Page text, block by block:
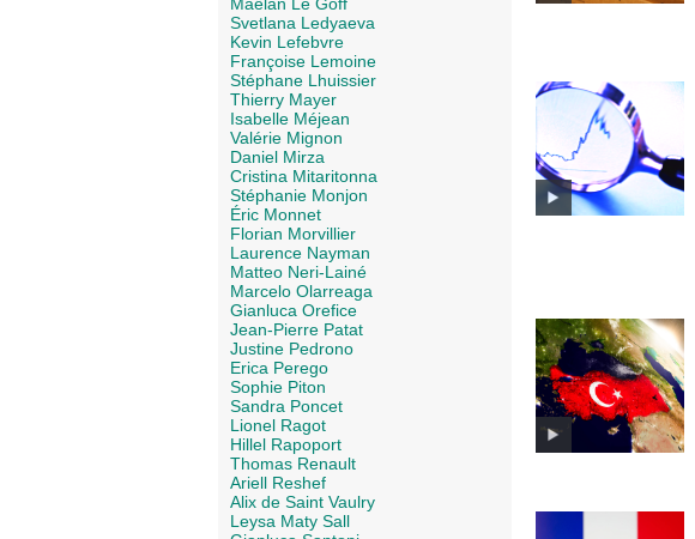
Maëlan Le Goff
Svetlana Ledyaeva
Kevin Lefebvre
Françoise Lemoine
Stéphane Lhuissier
Thierry Mayer
Isabelle Méjean
Valérie Mignon
Daniel Mirza
Cristina Mitaritonna
Stéphanie Monjon
Éric Monnet
Florian Morvillier
Laurence Nayman
Matteo Neri-Lainé
Marcelo Olarreaga
Gianluca Orefice
Jean-Pierre Patat
Justine Pedrono
Erica Perego
Sophie Piton
Sandra Poncet
Lionel Ragot
Hillel Rapoport
Thomas Renault
Ariell Reshef
Alix de Saint Vaulry
Leysa Maty Sall